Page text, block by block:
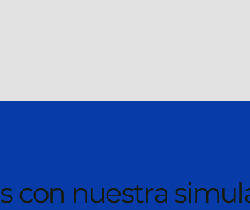
con nuestra